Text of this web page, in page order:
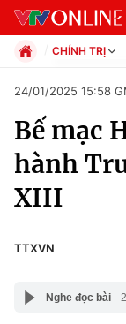
Chuyên mục
Chính trị
CHÍNH TRỊ
Xã hội
Pháp luật
Kinh tế
Thể thao
Truyền hình
Giáo dục
24/01/2025 15:58
Bế mạc
hành
XIII
TTXVN
Nghe đọc bài